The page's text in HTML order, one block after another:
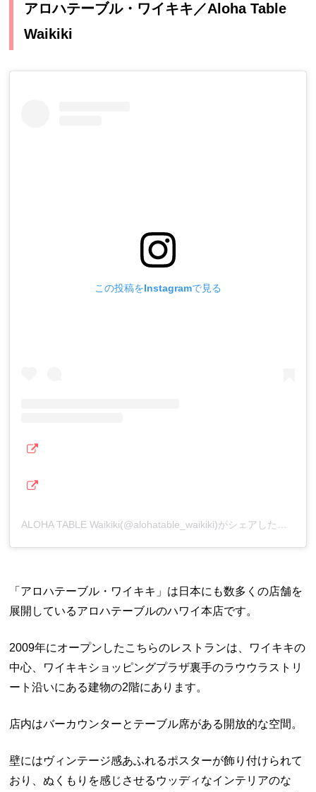
アロハテーブル・ワイキキ／Aloha Table
Waikiki
この投稿をInstagramで見る
「アロハテーブル・ワイキキ」は日本にも数多くの店舗を
展開しているアロハテーブルのハワイ本店です。
2009年にオープンしたこちらのレストランは、ワイキキの
中心、ワイキキショッピングプラザ裏手のラウウラストリ
ート沿いにある建物の2階にあります。
店内はバーカウンターとテーブル席がある開放的な空間。
壁にはヴィンテージ感あふれるポスターが飾り付けられて
おり、ぬくもりを感じさせるウッディなインテリアのな